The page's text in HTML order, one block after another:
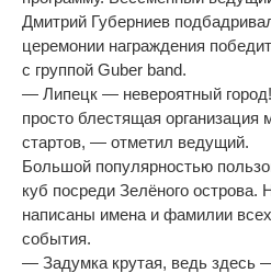
Дмитрий Губерниев
церемонии награждения
с группой Guber band.
— Липецк — невероятный
просто блестящая организация
стартов, — отметил ведущий.
Большой популярностью
куб посреди Зелёного острова.
написаны имена и фамилии
события.
— Задумка крутая, ведь здесь